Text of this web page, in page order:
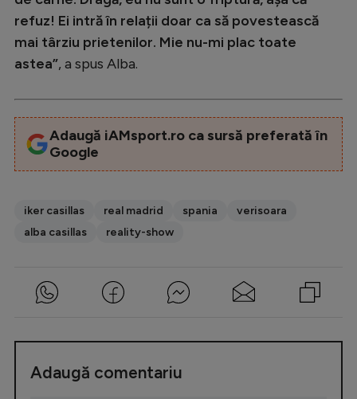
refuz! Ei intră în relații doar ca să povestească
mai târziu prietenilor. Mie nu-mi plac toate
astea”, a spus Alba.
Adaugă iAMsport.ro ca sursă preferată în
Google
iker casillas real madrid spania
verisoara
alba casillas
reality-show
Adaugă comentariu